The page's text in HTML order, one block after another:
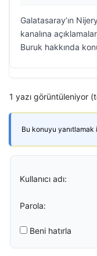
Galatasaray’ın
kanalına
Buruk hakkında
1 yazı görüntüleniyor
Bu konuyu yanıtlamak
Kullanıcı adı:
Parola:
Beni hatırla